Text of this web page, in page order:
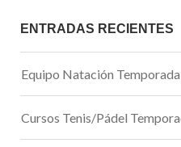
ENTRADAS RECIENTES
Equipo Natación
Cursos Tenis/Pádel